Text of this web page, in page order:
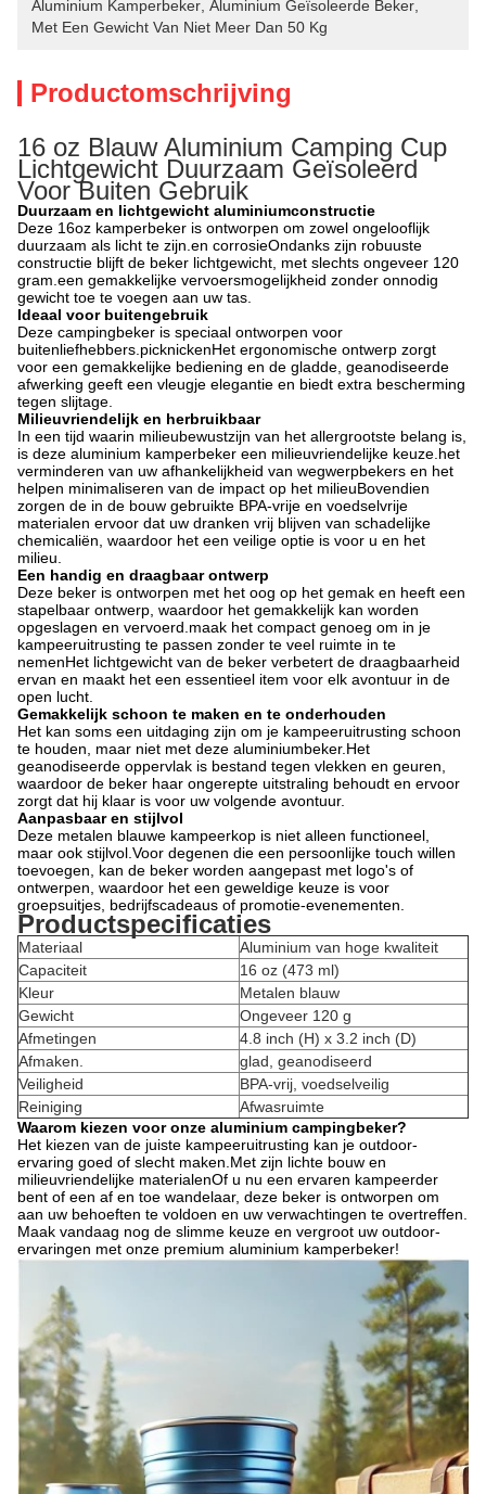
Aluminium Kamperbeker Aluminium Geïsoleerde Beker
Met Een Gewicht Van Niet Meer Dan 50 Kg
Productomschrijving
16 oz Blauw Aluminium Camping Cup
Lichtgewicht Duurzaam Geïsoleerd
Voor Buiten Gebruik
Duurzaam en lichtgewicht aluminiumconstructie
Deze 16oz kamperbeker is ontworpen om zowel ongelooflijk
duurzaam als licht te zijn.en corrosieOndanks zijn robuuste
constructie blijft de beker lichtgewicht, met slechts ongeveer 120
gram.een gemakkelijke vervoersmogelijkheid zonder onnodig
gewicht toe te voegen aan uw tas.
Ideaal voor buitengebruik
Deze campingbeker is speciaal ontworpen voor
buitenliefhebbers.picknickenHet ergonomische ontwerp zorgt
voor een gemakkelijke bediening en de gladde, geanodiseerde
afwerking geeft een vleugje elegantie en biedt extra bescherming
tegen slijtage.
Milieuvriendelijk en herbruikbaar
In een tijd waarin milieubewustzijn van het allergrootste belang is,
is deze aluminium kamperbeker een milieuvriendelijke keuze.het
verminderen van uw afhankelijkheid van wegwerpbekers en het
helpen minimaliseren van de impact op het milieuBovendien
zorgen de in de bouw gebruikte BPA-vrije en voedselvrije
materialen ervoor dat uw dranken vrij blijven van schadelijke
chemicaliën, waardoor het een veilige optie is voor u en het
milieu.
Een handig en draagbaar ontwerp
Deze beker is ontworpen met het oog op het gemak en heeft een
stapelbaar ontwerp, waardoor het gemakkelijk kan worden
opgeslagen en vervoerd.maak het compact genoeg om in je
kampeeruitrusting te passen zonder te veel ruimte in te
nemenHet lichtgewicht van de beker verbetert de draagbaarheid
ervan en maakt het een essentieel item voor elk avontuur in de
open lucht.
Gemakkelijk schoon te maken en te onderhouden
Het kan soms een uitdaging zijn om je kampeeruitrusting schoon
te houden, maar niet met deze aluminiumbeker.Het
geanodiseerde oppervlak is bestand tegen vlekken en geuren,
waardoor de beker haar ongerepte uitstraling behoudt en ervoor
zorgt dat hij klaar is voor uw volgende avontuur.
Aanpasbaar en stijlvol
Deze metalen blauwe kampeerkop is niet alleen functioneel,
maar ook stijlvol.Voor degenen die een persoonlijke touch willen
toevoegen, kan de beker worden aangepast met logo's of
ontwerpen, waardoor het een geweldige keuze is voor
groepsuitjes, bedrijfscadeaus of promotie-evenementen.
Productspecificaties
Materiaal
Aluminium van hoge kwaliteit
Capaciteit
16 oz (473 ml)
Kleur
Metalen blauw
Gewicht
Ongeveer 120 g
Afmetingen
4.8 inch (H) x 3.2 inch (D)
Afmaken.
glad, geanodiseerd
Veiligheid
BPA-vrij, voedselveilig
Reiniging
Afwasruimte
Waarom kiezen voor onze aluminium campingbeker?
Het kiezen van de juiste kampeeruitrusting kan je outdoor-
ervaring goed of slecht maken.Met zijn lichte bouw en
milieuvriendelijke materialenOf u nu een ervaren kampeerder
bent of een af en toe wandelaar, deze beker is ontworpen om
aan uw behoeften te voldoen en uw verwachtingen te overtreffen.
Maak vandaag nog de slimme keuze en vergroot uw outdoor-
ervaringen met onze premium aluminium kamperbeker!